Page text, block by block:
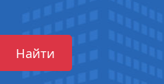
Найти